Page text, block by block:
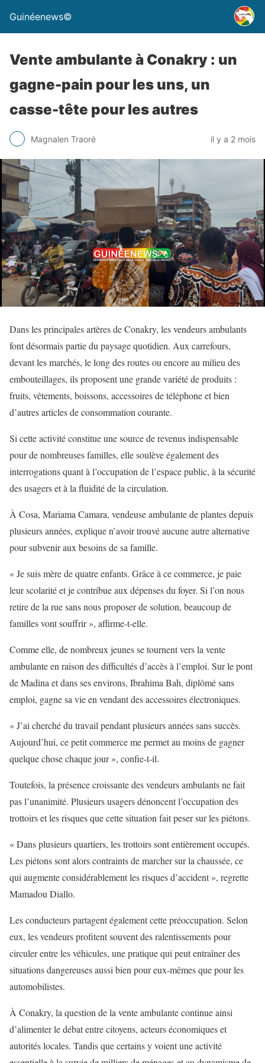
Guinéenews©
Vente ambulante à Conakry : un
gagne-pain pour les uns, un
casse-tête pour les autres
Magnalen Traoré il y a 2 mois
Dans les principales artères de Conakry, les vendeurs ambulants
font désormais partie du paysage quotidien. Aux carrefours,
devant les marchés, le long des routes ou encore au milieu des
embouteillages, ils proposent une grande variété de produits :
fruits, vêtements, boissons, accessoires de téléphone et bien
d’autres articles de consommation courante.
Si cette activité constitue une source de revenus indispensable
pour de nombreuses familles, elle soulève également des
interrogations quant à l’occupation de l’espace public, à la sécurité
des usagers et à la fluidité de la circulation.
À Cosa, Mariama Camara, vendeuse ambulante de plantes depuis
plusieurs années, explique n’avoir trouvé aucune autre alternative
pour subvenir aux besoins de sa famille.
« Je suis mère de quatre enfants. Grâce à ce commerce, je paie
leur scolarité et je contribue aux dépenses du foyer. Si l’on nous
retire de la rue sans nous proposer de solution, beaucoup de
familles vont souffrir », affirme-t-elle.
Comme elle, de nombreux jeunes se tournent vers la vente
ambulante en raison des difficultés d’accès à l’emploi. Sur le pont
de Madina et dans ses environs, Ibrahima Bah, diplômé sans
emploi, gagne sa vie en vendant des accessoires électroniques.
« J’ai cherché du travail pendant plusieurs années sans succès.
Aujourd’hui, ce petit commerce me permet au moins de gagner
quelque chose chaque jour », confie-t-il.
Toutefois, la présence croissante des vendeurs ambulants ne fait
pas l’unanimité. Plusieurs usagers dénoncent l’occupation des
trottoirs et les risques que cette situation fait peser sur les piétons.
« Dans plusieurs quartiers, les trottoirs sont entièrement occupés.
Les piétons sont alors contraints de marcher sur la chaussée, ce
qui augmente considérablement les risques d’accident », regrette
Mamadou Diallo.
Les conducteurs partagent également cette préoccupation. Selon
eux, les vendeurs profitent souvent des ralentissements pour
circuler entre les véhicules, une pratique qui peut entraîner des
situations dangereuses aussi bien pour eux-mêmes que pour les
automobilistes.
À Conakry, la question de la vente ambulante continue ainsi
d’alimenter le débat entre citoyens, acteurs économiques et
autorités locales. Tandis que certains y voient une activité